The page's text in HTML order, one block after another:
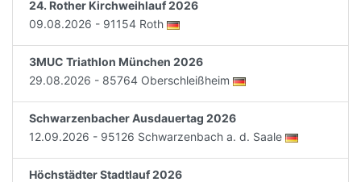
24. Rother Kirchweihlauf 2026
09.08.2026 - 91154 Roth
3MUC Triathlon München 2026
29.08.2026 - 85764 Oberschleißheim
Schwarzenbacher Ausdauertag 2026
12.09.2026 - 95126 Schwarzenbach a. d. Saale
Höchstädter Stadtlauf 2026